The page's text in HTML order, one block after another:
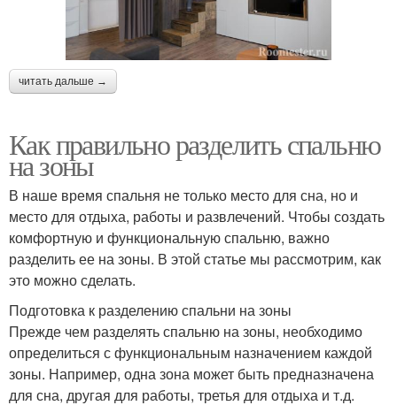
читать дальше →
Как правильно разделить спальню
на зоны
В наше время спальня не только место для сна, но и
место для отдыха, работы и развлечений. Чтобы создать
комфортную и функциональную спальню, важно
разделить ее на зоны. В этой статье мы рассмотрим, как
это можно сделать.
Подготовка к разделению спальни на зоны
Прежде чем разделять спальню на зоны, необходимо
определиться с функциональным назначением каждой
зоны. Например, одна зона может быть предназначена
для сна, другая для работы, третья для отдыха и т.д.